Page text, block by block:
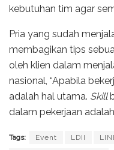
kebutuhan tim agar
Pria yang sudah
membagikan tips
oleh klien dalam
nasional, “Apabila
adalah hal utama. Skill
dalam pekerjaan adalah
Tags: Event LDII